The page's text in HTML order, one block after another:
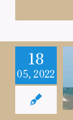
contenuto
ZenTime
Progetto
18
05, 2022
in
con
onda